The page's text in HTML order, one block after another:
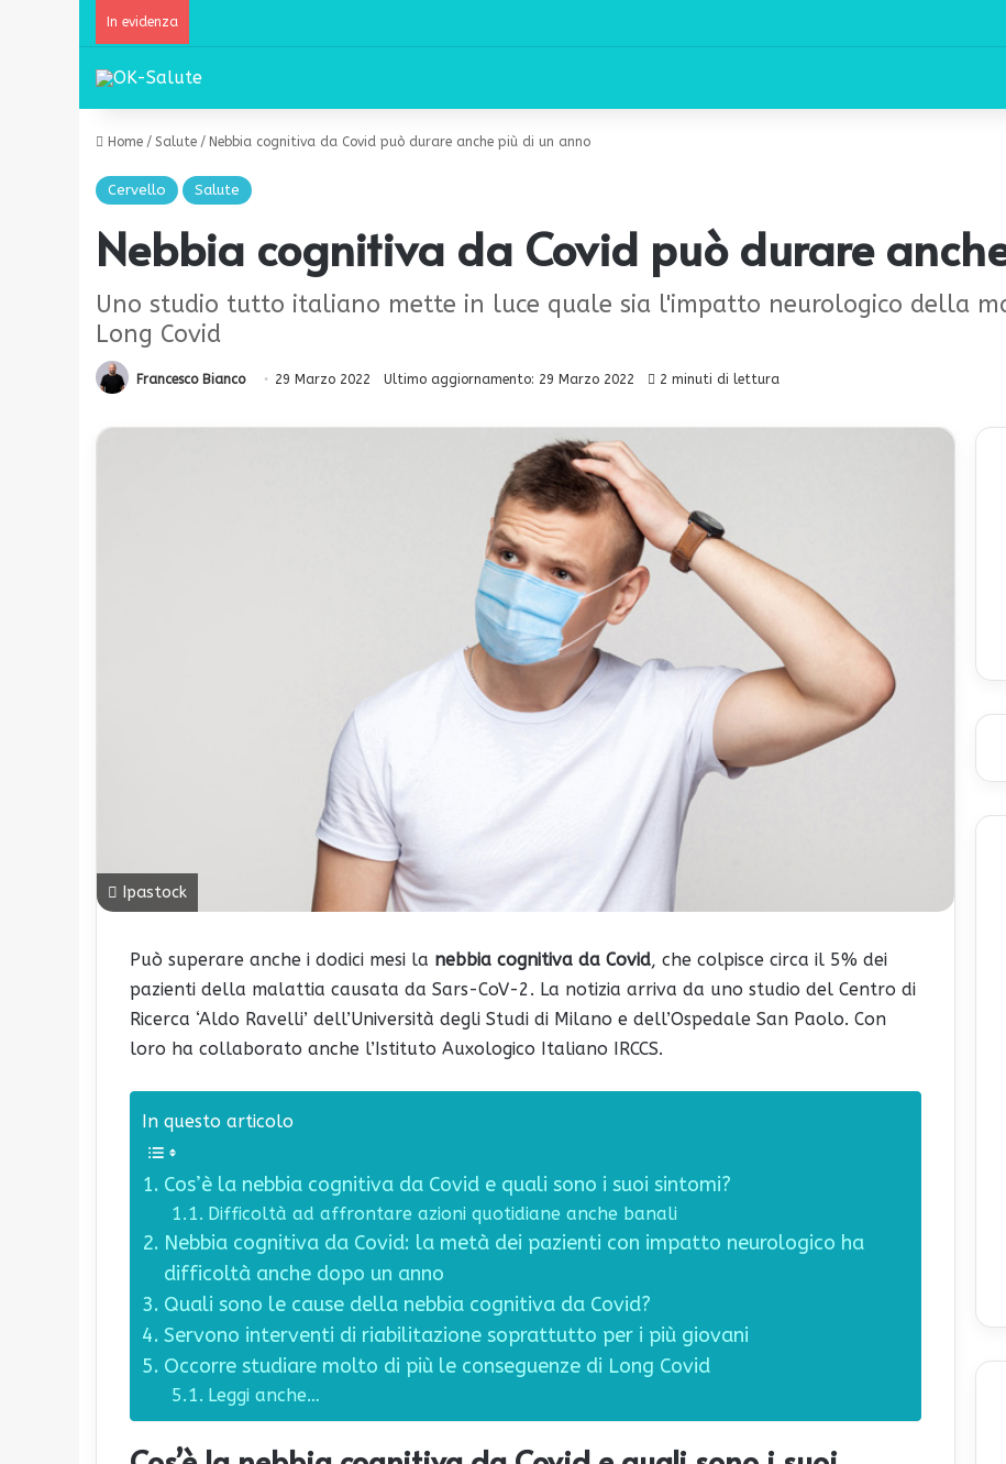
In evidenza
Home / Salute / Nebbia cognitiva da Covid può durare anche più di un anno
Cervello Salute
Nebbia cognitiva da Covid può durare
Uno studio tutto italiano mette in luce quale sia l'impatto neurologico della
Long Covid
Francesco Bianco 29 Marzo 2022 Ultimo aggiornamento: 29 Marzo 2022 2 minuti di lettura
Ipastock
Può superare anche i dodici mesi la nebbia cognitiva da Covid, che colpisce circa il 5% dei
pazienti della malattia causata da Sars-CoV-2. La notizia arriva da uno studio del Centro di
Ricerca ‘Aldo Ravelli’ dell’Università degli Studi di Milano e dell’Ospedale San Paolo. Con
loro ha collaborato anche l’Istituto Auxologico Italiano IRCCS.
In questo articolo
Cos’è la nebbia cognitiva da Covid e quali sono i suoi sintomi?
Difficoltà ad affrontare azioni quotidiane anche banali
Nebbia cognitiva da Covid: la metà dei pazienti con impatto neurologico ha
difficoltà anche dopo un anno
Quali sono le cause della nebbia cognitiva da Covid?
Servono interventi di riabilitazione soprattutto per i più giovani
Occorre studiare molto di più le conseguenze di Long Covid
Leggi anche…